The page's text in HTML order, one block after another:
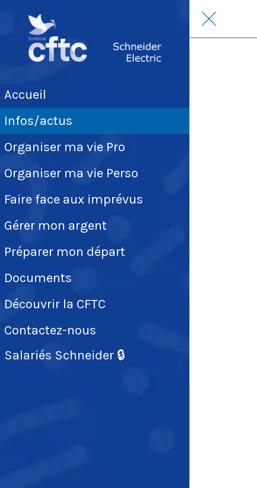
Accueil
Infos/actus
Organiser ma vie Pro
Organiser ma vie Perso
Faire face aux imprévus
Gérer mon argent
Préparer mon départ
Documents
Découvrir la CFTC
Contactez-nous
Salariés Schneider 🔒